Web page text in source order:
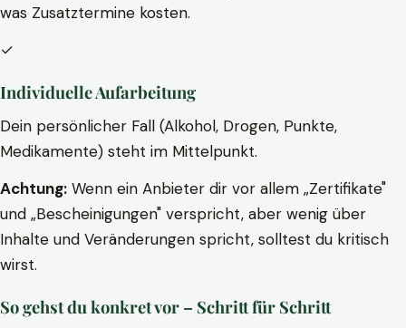
was Zusatztermine kosten.
✓
Individuelle Aufarbeitung
Dein persönlicher Fall (Alkohol, Drogen, Punkte,
Medikamente) steht im Mittelpunkt.
Achtung: Wenn ein Anbieter dir vor allem „Zertifikate"
und „Bescheinigungen" verspricht, aber wenig über
Inhalte und Veränderungen spricht, solltest du kritisch
wirst.
So gehst du konkret vor – Schritt für Schritt